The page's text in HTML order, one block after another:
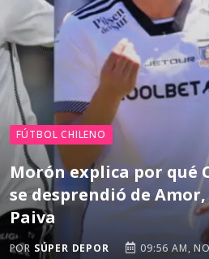
FÚTBOL CHILENO
Morón explica por qué
se desprendió de Amor,
Paiva
POR SÚPER DEPOR 09:56 AM,